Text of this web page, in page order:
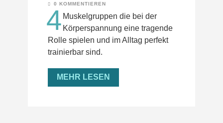
0 KOMMENTIEREN
4 Muskelgruppen die bei der
Körperspannung eine tragende
Rolle spielen und im Alltag perfekt
trainierbar sind.
MEHR LESEN